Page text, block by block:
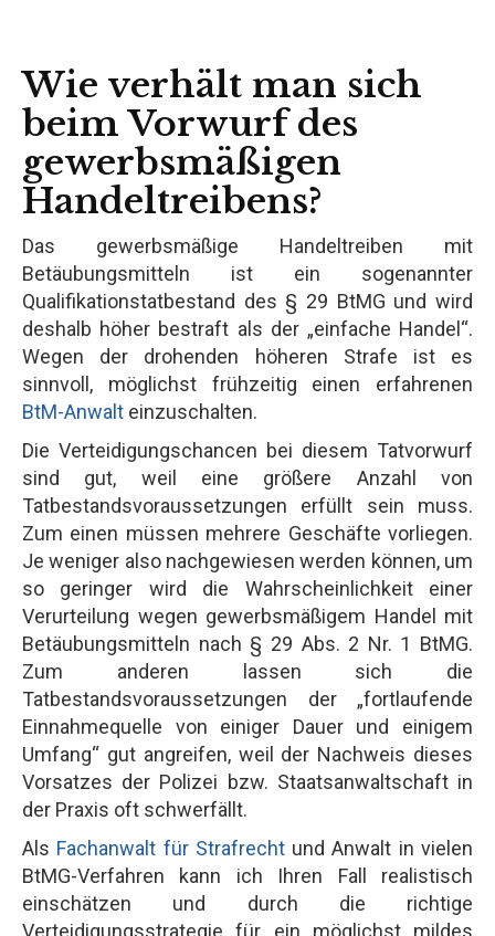
Wie verhält man sich
beim Vorwurf des
gewerbsmäßigen
Handeltreibens?
Das gewerbsmäßige Handeltreiben mit
Betäubungsmitteln ist ein sogenannter
Qualifikationstatbestand des § 29 BtMG und wird
deshalb höher bestraft als der „einfache Handel“.
Wegen der drohenden höheren Strafe ist es
sinnvoll, möglichst frühzeitig einen erfahrenen
BtM-Anwalt einzuschalten.
Die Verteidigungschancen bei diesem Tatvorwurf
sind gut, weil eine größere Anzahl von
Tatbestandsvoraussetzungen erfüllt sein muss.
Zum einen müssen mehrere Geschäfte vorliegen.
Je weniger also nachgewiesen werden können, um
so geringer wird die Wahrscheinlichkeit einer
Verurteilung wegen gewerbsmäßigem Handel mit
Betäubungsmitteln nach § 29 Abs. 2 Nr. 1 BtMG.
Zum anderen lassen sich die
Tatbestandsvoraussetzungen der „fortlaufende
Einnahmequelle von einiger Dauer und einigem
Umfang“ gut angreifen, weil der Nachweis dieses
Vorsatzes der Polizei bzw. Staatsanwaltschaft in
der Praxis oft schwerfällt.
Als Fachanwalt für Strafrechtund Anwalt in vielen
BtMG-Verfahren kann ich Ihren Fall realistisch
einschätzen und durch die richtige
Verteidigungsstrategie für ein möglichst mildes